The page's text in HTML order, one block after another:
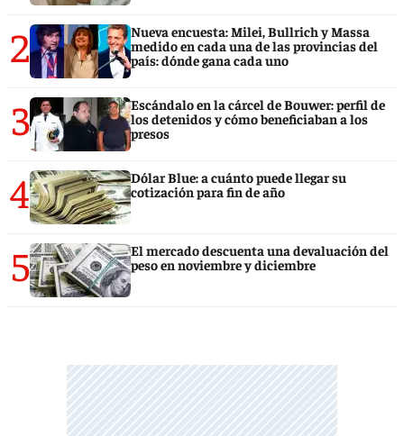
2
Nueva encuesta: Milei, Bullrich y Massa
medido en cada una de las provincias del
país: dónde gana cada uno
3
Escándalo en la cárcel de Bouwer: perfil de
los detenidos y cómo beneficiaban a los
presos
4
Dólar Blue: a cuánto puede llegar su
cotización para fin de año
5
El mercado descuenta una devaluación del
peso en noviembre y diciembre